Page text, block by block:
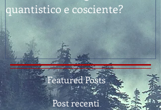
quantistico e cosciente?
Featured Posts
Post recenti